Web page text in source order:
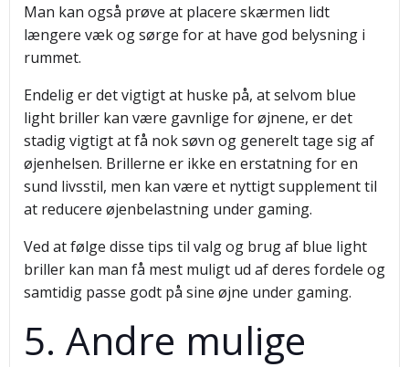
Man kan også prøve at placere skærmen lidt
længere væk og sørge for at have god belysning i
rummet.
Endelig er det vigtigt at huske på, at selvom blue
light briller kan være gavnlige for øjnene, er det
stadig vigtigt at få nok søvn og generelt tage sig af
øjenhelsen. Brillerne er ikke en erstatning for en
sund livsstil, men kan være et nyttigt supplement til
at reducere øjenbelastning under gaming.
Ved at følge disse tips til valg og brug af blue light
briller kan man få mest muligt ud af deres fordele og
samtidig passe godt på sine øjne under gaming.
5. Andre mulige